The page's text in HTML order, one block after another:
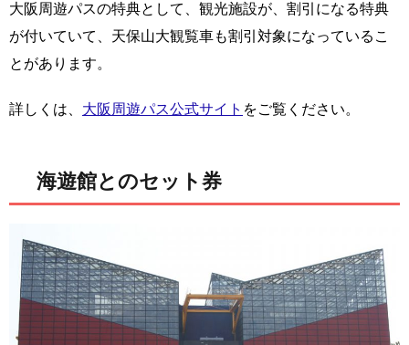
大阪周遊パスの特典として、観光施設が、割引になる特典
が付いていて、天保山大観覧車も割引対象になっているこ
とがあります。
詳しくは、 大阪周遊パス公式サイト をご覧ください。
海遊館とのセット券